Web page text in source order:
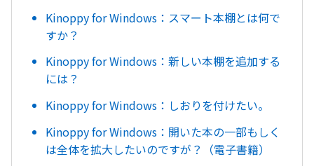
Kinoppy for Windows：スマート本棚とは何で
すか？
Kinoppy for Windows：新しい本棚を追加する
には？
Kinoppy for Windows：しおりを付けたい。
Kinoppy for Windows：開いた本の一部もしく
は全体を拡大したいのですが？（電子書籍）